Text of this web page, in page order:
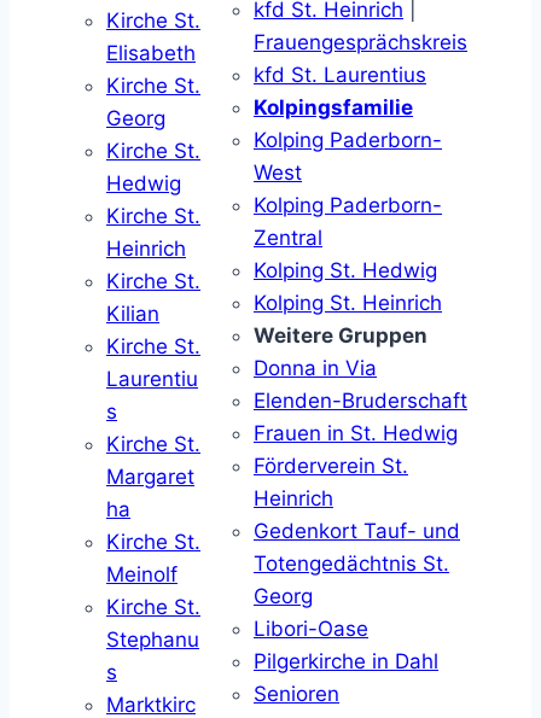
Kirche St.
Elisabeth
Kirche St.
Georg
Kirche St.
Hedwig
Kirche St.
Heinrich
Kirche St.
Kilian
Kirche St.
Laurentiu
s
Kirche St.
Margaret
ha
Kirche St.
Meinolf
Kirche St.
Stephanu
s
Marktkirc
kfd St. Heinrich
Frauengesprächskreis
kfd St. Laurentius
Kolpingsfamilie
Kolping Paderborn-
West
Kolping Paderborn-
Zentral
Kolping St. Hedwig
Kolping St. Heinrich
Weitere Gruppen
Donna in Via
Elenden-Bruderschaft
Frauen in St. Hedwig
Förderverein St.
Heinrich
Gedenkort Tauf- und
Totengedächtnis St.
Georg
Libori-Oase
Pilgerkirche in Dahl
Senioren